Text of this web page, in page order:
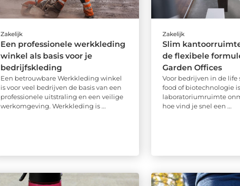
Zakelijk
Een professionele werkkleding
winkel als basis voor je
bedrijfskleding
Een betrouwbare Werkkleding winkel
is voor veel bedrijven de basis van een
professionele uitstraling en een veilige
werkomgeving. Werkkleding is ...
Zakelijk
Slim
de flexibele
Garden Offices
Voor bedrijven in de life
food of biotechnologie
laboratoriumruimte
hoe vind je snel een ...